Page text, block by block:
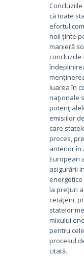
că toate
efortul
noii ţinte
manieră
concluziile
luarea în
naţionale
emisiilor
care
proces,
anterior în
European
asigurării
la preţuri
cetăţeni,
statelor
mixului
pentru
procesul
citată.